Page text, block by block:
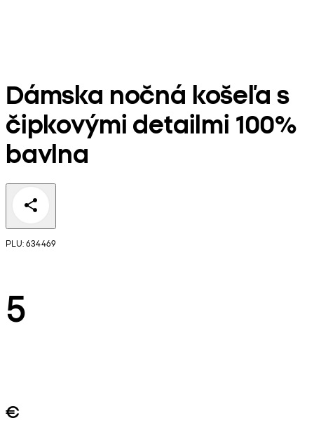
Dámska nočná košeľa s
čipkovými detailmi 100%
bavlna
PLU: 634469
5
€